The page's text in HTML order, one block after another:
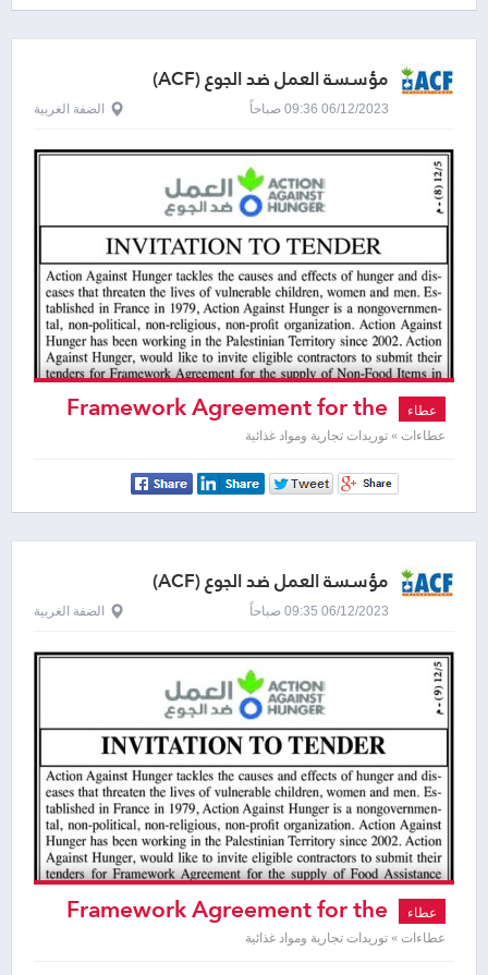
مؤسسة العمل ضد الجوع (ACF)
06/12/2023 09:36 صباحاً الضفة الغربية
عطاء Framework Agreement for the
supply of Non - Food Items
عطاءات » توريدات تجارية ومواد غذائية
مؤسسة العمل ضد الجوع (ACF)
06/12/2023 09:35 صباحاً الضفة الغربية
عطاء Framework Agreement for the
supply of Food Assistance Items
عطاءات » توريدات تجارية ومواد غذائية